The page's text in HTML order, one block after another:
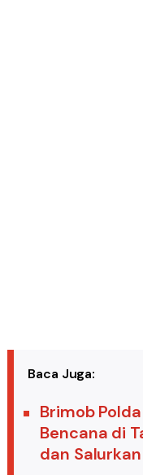
Baca Juga:
Brimob
Bencana di
dan